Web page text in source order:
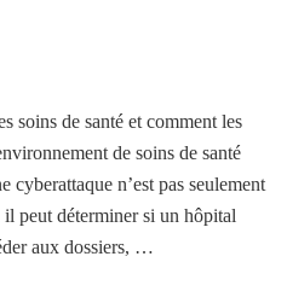
soins de santé et comment les
de soins de santé
cyberattaque n’est pas seulement
peut déterminer si un hôpital
aux dossiers, …